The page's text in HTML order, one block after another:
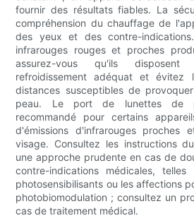
fournir des résultats fiables. La
compréhension du chauffage de
des yeux et des contre-
infrarouges rouges et proches
assurez-vous qu'ils
refroidissement adéquat et évitez
distances susceptibles de
peau. Le port de lunettes de
recommandé pour certains
d'émissions d'infrarouges proches
visage. Consultez les instructions
une approche prudente en cas de
contre-indications médicales,
photosensibilisants ou les affections
photobiomodulation ; consultez un
cas de traitement médical.